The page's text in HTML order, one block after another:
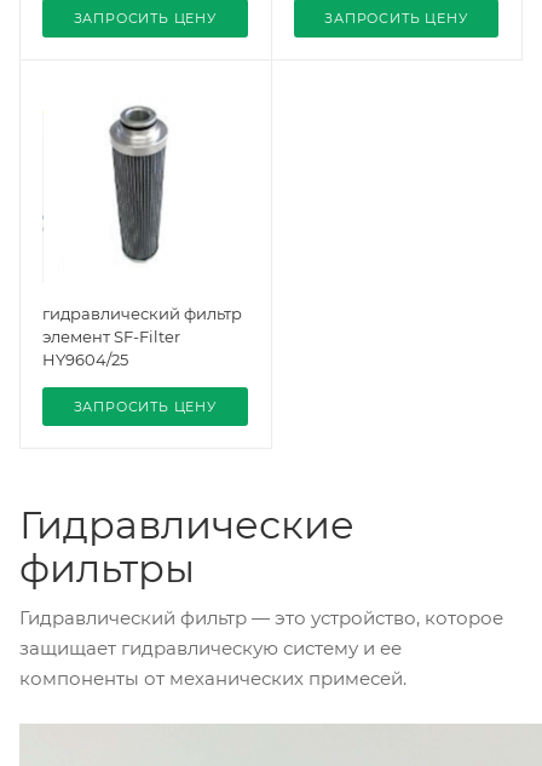
ЗАПРОСИТЬ ЦЕНУ ЗАПРОСИТЬ ЦЕНУ
гидравлический фильтр
элемент SF-Filter
HY9604/25
ЗАПРОСИТЬ ЦЕНУ
Гидравлические
фильтры
Гидравлический фильтр — это устройство, которое
защищает гидравлическую систему и ее
компоненты от механических примесей.